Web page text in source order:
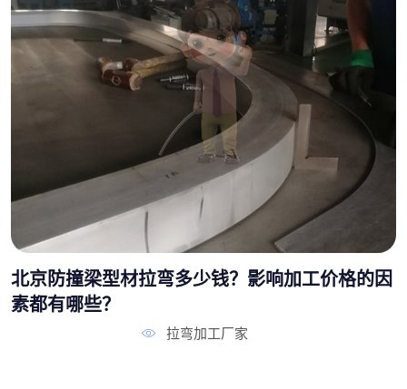
北京防撞梁型材拉弯多少钱？影响加工价格的因
素都有哪些？
拉弯加工厂家